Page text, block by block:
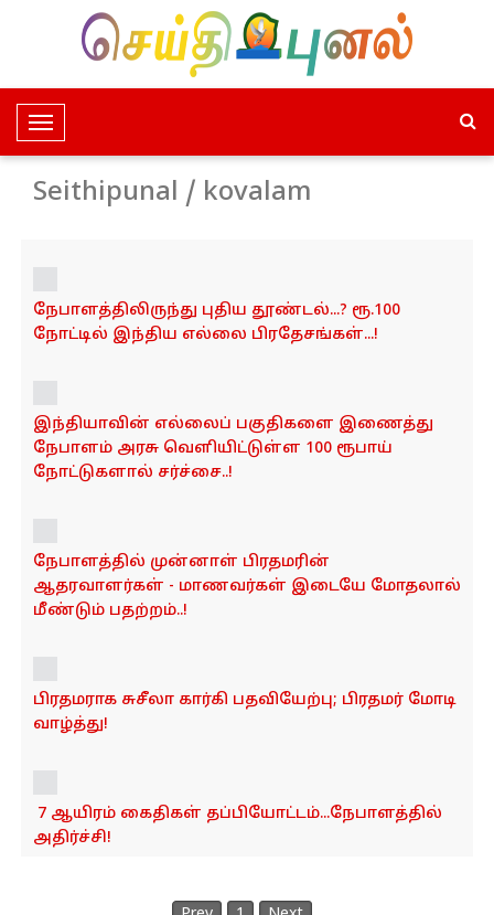
T
o
g
g
a
v
a
t
i
Seithipunal / kovalam
நேபாளத்திலிருந்து புதிய தூண்டல்...? ரூ.100
நோட்டில் இந்திய எல்லை பிரதேசங்கள்...!
இந்தியாவின் எல்லைப் பகுதிகளை இணைத்து
நேபாளம் அரசு வெளியிட்டுள்ள 100 ரூபாய்
நோட்டுகளால் சர்ச்சை..!
நேபாளத்தில் முன்னாள் பிரதமரின்
ஆதரவாளர்கள் - மாணவர்கள் இடையே மோதலால்
மீண்டும் பதற்றம்..!
பிரதமராக சுசீலா கார்கி பதவியேற்பு; பிரதமர் மோடி
வாழ்த்து!
7 ஆயிரம் கைதிகள் தப்பியோட்டம்...நேபாளத்தில்
அதிர்ச்சி!